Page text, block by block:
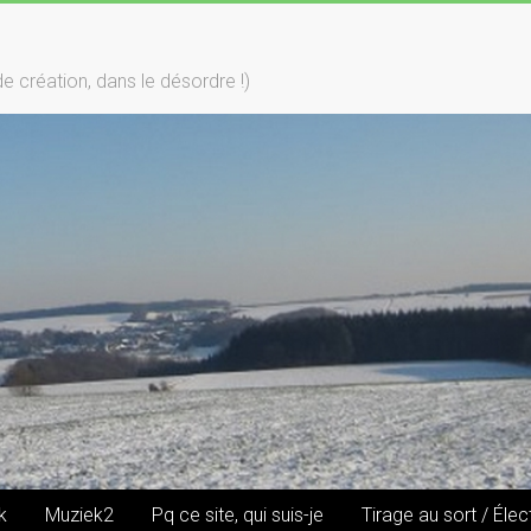
création, dans le désordre !)
Muziek2 Pq ce site, qui suis-je Tirage au sort /